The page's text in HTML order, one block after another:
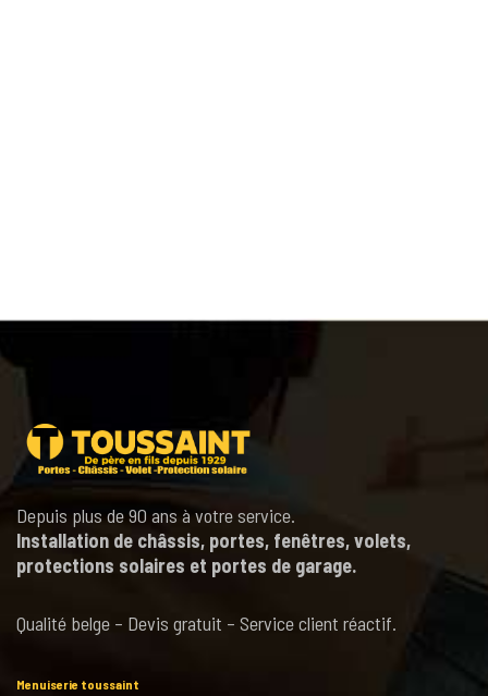
Depuis plus de 90 ans à votre service.
Installation de châssis, portes, fenêtres, volets,
protections solaires et portes de garage.
Qualité belge – Devis gratuit – Service client réactif.
Menuiserie toussaint